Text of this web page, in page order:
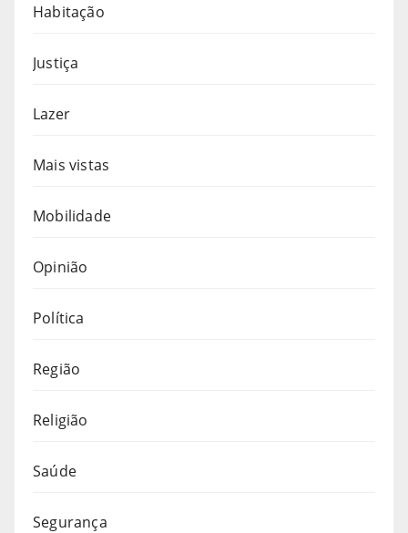
Habitação
Justiça
Lazer
Mais vistas
Mobilidade
Opinião
Política
Região
Religião
Saúde
Segurança